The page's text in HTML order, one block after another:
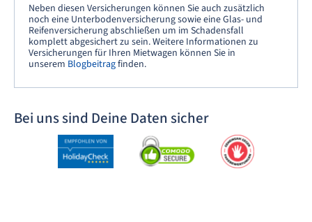
Neben diesen Versicherungen können Sie auch zusätzlich
noch eine Unterbodenversicherung sowie eine Glas- und
Reifenversicherung abschließen um im Schadensfall
komplett abgesichert zu sein. Weitere Informationen zu
Versicherungen für Ihren Mietwagen können Sie in
unserem Blogbeitragfinden.
Bei uns sind Deine Daten sicher